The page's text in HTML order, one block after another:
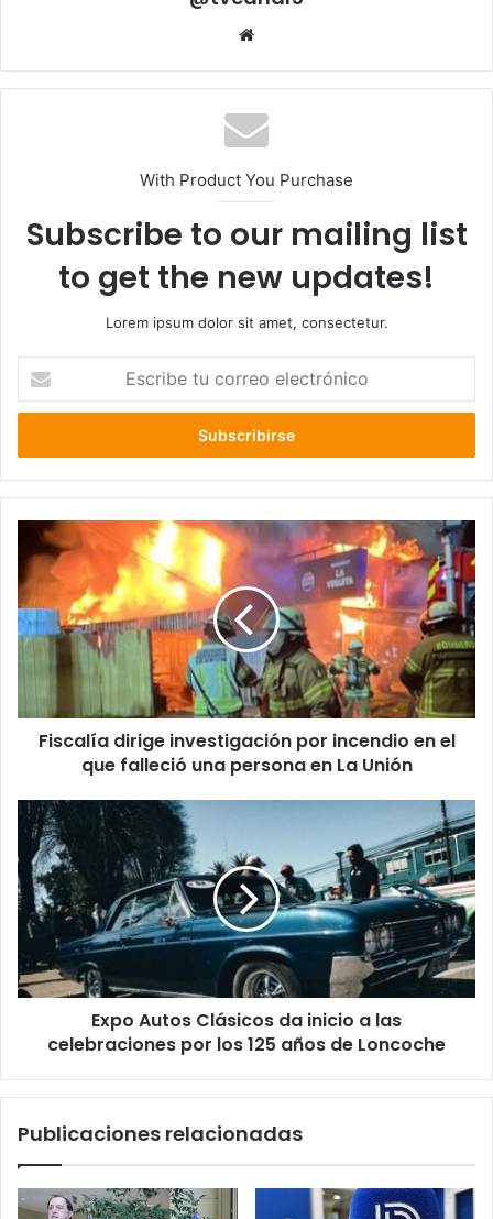
With Product You Purchase
Subscribe to our mailing list
to get the new updates!
Lorem ipsum dolor sit amet, consectetur.
correo
Fiscalía
dirige
investigación
por
incendio
en
falleció
una
La
Unión
Fiscalía dirige investigación por incendio en el
que falleció una persona en La Unión
Expo
Autos
Clásicos
da
inicio
celebraciones
por
Expo Autos Clásicos da inicio a las
celebraciones por los 125 años de Loncoche
Publicaciones relacionadas